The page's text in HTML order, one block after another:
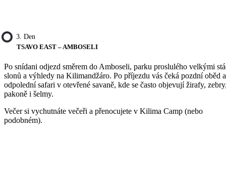
3. Den
TSAVO EAST – AMBOSELI
Po snídani odjezd směrem do Amboseli, parku proslulého velkými
slonů a výhledy na Kilimandžáro. Po příjezdu vás čeká pozdní oběd a
odpolední safari v otevřené savaně, kde se často objevují žirafy,
pakoně i šelmy.
Večer si vychutnáte večeři a přenocujete v Kilima Camp (nebo
podobném).